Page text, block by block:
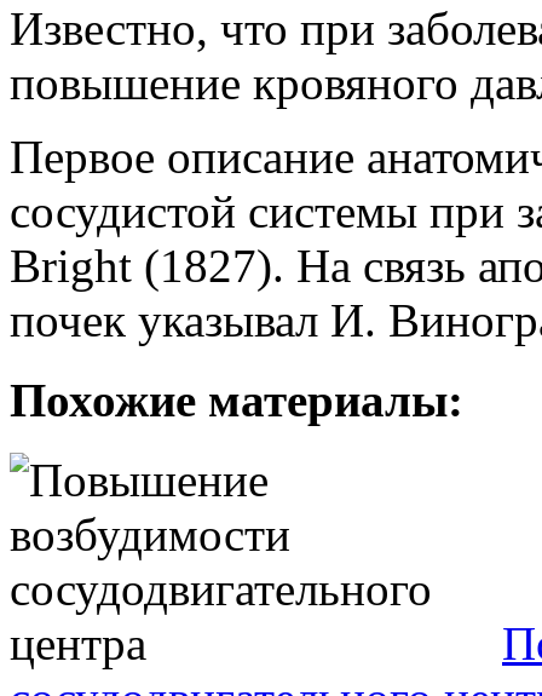
Известно, что при
повышение кровяного
Первое описание
сосудистой системы при
Bright (1827). На связь
почек указывал И.
Похожие материалы: